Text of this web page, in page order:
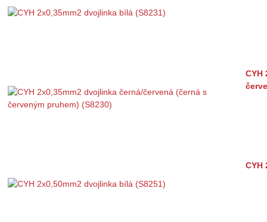
CYH
CYH